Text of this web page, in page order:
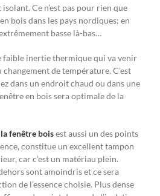
Ce n’est pas pour rien que
bois dans les pays nordiques; en
basse là-bas…
faible inertie thermique qui va venir
de température. C’est
dans un endroit chaud ou dans une
en bois sera optimale de la
fenêtre boisest aussi un des points
constitue un excellent tampon
car c’est un matériau plein.
sont amoindris et ce sera
de l’essence choisie. Plus dense